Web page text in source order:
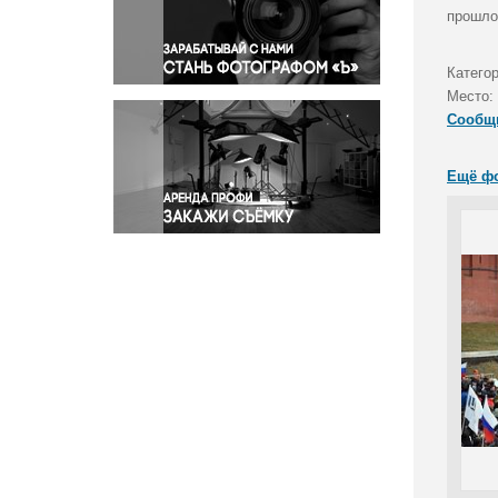
Правосудие
Происшествия и конфликты
Религия
Светская жизнь
Спорт
Экология
Экономика и бизнес
Место:
Ещё